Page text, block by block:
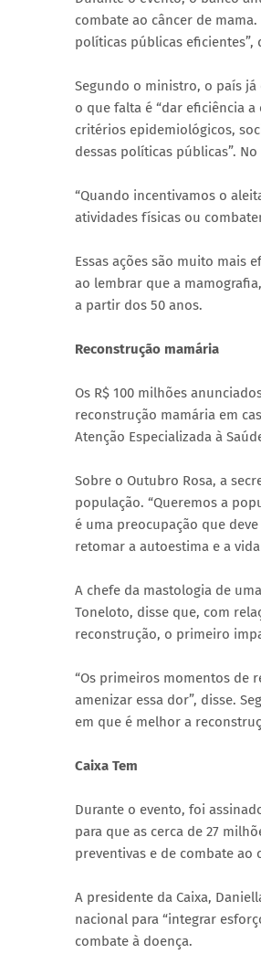
combate ao câncer de
políticas públicas eficientes”,
Segundo o ministro, o país já
o que falta é “dar eficiência
critérios epidemiológicos,
dessas políticas públicas”.
“Quando incentivamos o
atividades físicas ou
Essas ações são muito mais
ao lembrar que a
a partir dos 50 anos.
Reconstrução mamária
Os R$ 100 milhões
reconstrução mamária em
Atenção Especializada à
Sobre o Outubro Rosa, a
população. “Queremos a
é uma preocupação que
retomar a autoestima e a
A chefe da mastologia de
Toneloto, disse que, com
reconstrução, o primeiro
“Os primeiros momentos de
amenizar essa dor”, disse.
em que é melhor a
Caixa Tem
Durante o evento, foi
para que as cerca de 27
preventivas e de combate ao
A presidente da Caixa,
nacional para “integrar
combate à doença.